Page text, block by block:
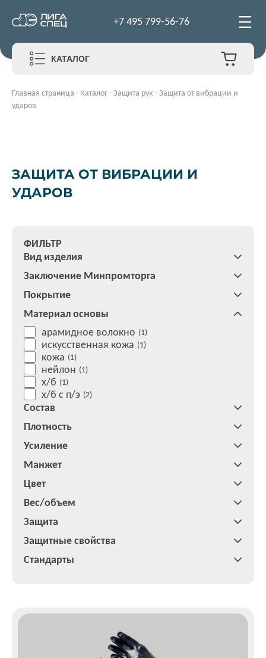
+7 495 799-56-76
КАТАЛОГ
Главная страница - Каталог-Защита рук -Защита от вибрации и
ударов
ЗАЩИТА ОТ ВИБРАЦИИ И
УДАРОВ
ФИЛЬТР
Вид изделия
Заключение Минпромторга
Покрытие
Материал основы
арамидное волокно (1)
искусственная кожа (1)
кожа (1)
нейлон (1)
х/б (1)
х/б с п/э (2)
Состав
Плотность
Усиление
Манжет
Цвет
Вес/объем
Защита
Защитные свойства
Стандарты